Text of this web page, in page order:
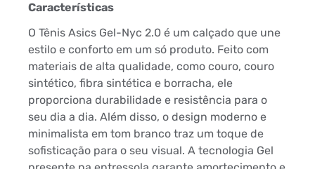
Características
O Tênis Asics Gel-Nyc 2.0 é um calçado que une
estilo e conforto em um só produto. Feito com
materiais de alta qualidade, como couro, couro
sintético, fibra sintética e borracha, ele
proporciona durabilidade e resistência para o
seu dia a dia. Além disso, o design moderno e
minimalista em tom branco traz um toque de
sofisticação para o seu visual. A tecnologia Gel